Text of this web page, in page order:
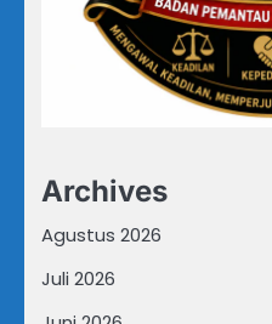
Archives
Agustus 2026
Juli 2026